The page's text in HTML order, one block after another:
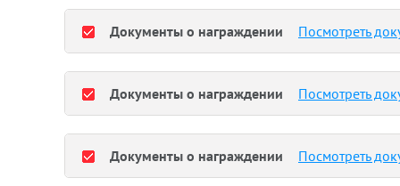
Документы о награждении Посмотреть
Документы о награждении Посмотреть
Документы о награждении Посмотреть